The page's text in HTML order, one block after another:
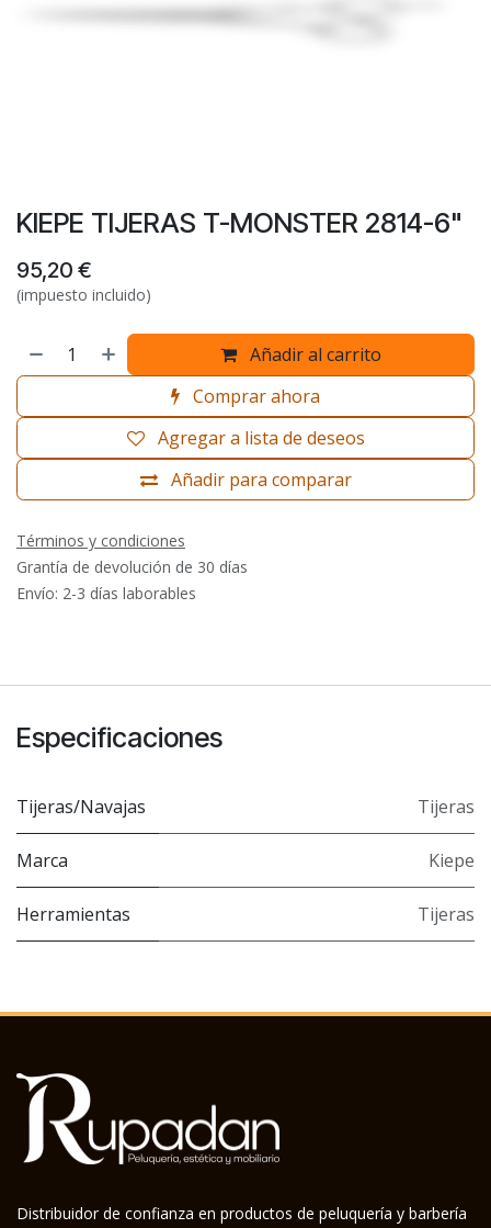
KIEPE TIJERAS T-MONSTER 2814-6"
95,20 €
(impuesto incluido)
Añadir al carrito
Comprar ahora
Añadir para comparar
Agregar a lista de deseos
Términos y condiciones
Grantía de devolución de 30 días
Envío: 2-3 días laborables
Especificaciones
Tijeras/Navajas Tijeras
Marca Kiepe
Herramientas Tijeras
Distribuidor de confianza en productos de peluquería y barbería